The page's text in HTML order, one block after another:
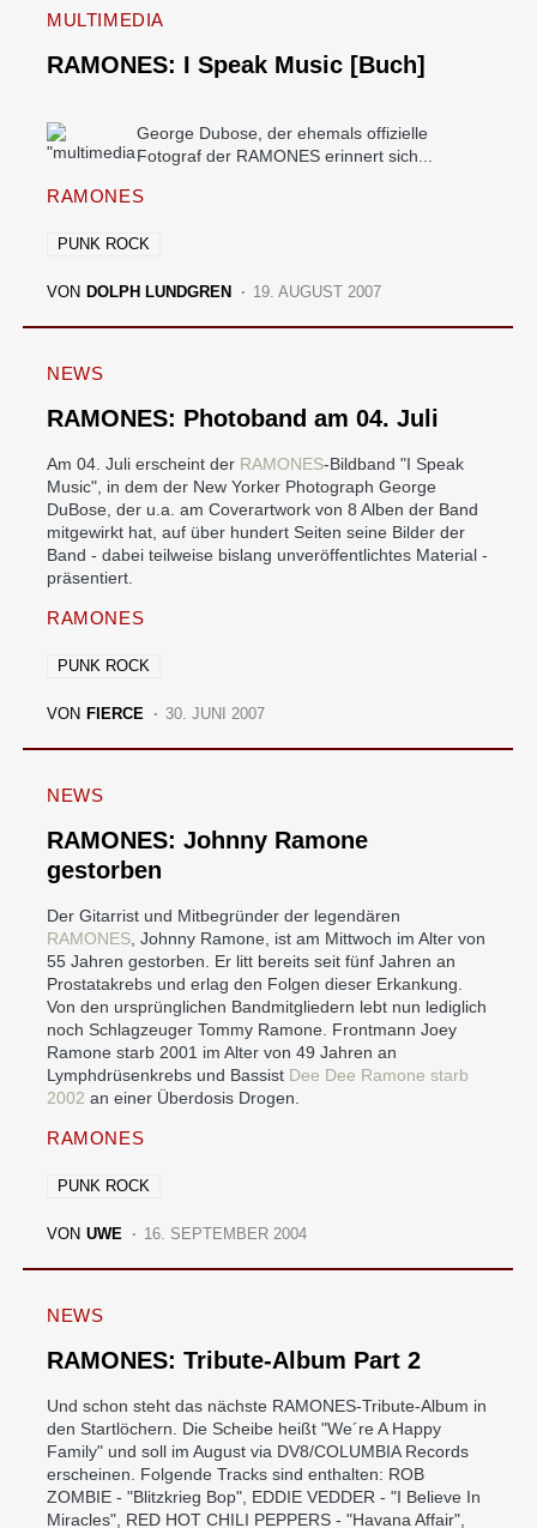
MULTIMEDIA
RAMONES: I Speak Music [Buch]
George Dubose, der ehemals offizielle
Fotograf der RAMONES erinnert sich...
RAMONES
PUNK ROCK
VON DOLPH LUNDGREN 19. AUGUST 2007
NEWS
RAMONES: Photoband am 04. Juli
Am 04. Juli erscheint der RAMONES-Bildband "I Speak
Music", in dem der New Yorker Photograph George
DuBose, der u.a. am Coverartwork von 8 Alben der Band
mitgewirkt hat, auf über hundert Seiten seine Bilder der
Band - dabei teilweise bislang unveröffentlichtes Material -
präsentiert.
RAMONES
PUNK ROCK
VON FIERCE 30. JUNI 2007
NEWS
RAMONES: Johnny Ramone
gestorben
Der Gitarrist und Mitbegründer der legendären
RAMONES , Johnny Ramone, ist am Mittwoch im Alter von
55 Jahren gestorben. Er litt bereits seit fünf Jahren an
Prostatakrebs und erlag den Folgen dieser Erkankung.
Von den ursprünglichen Bandmitgliedern lebt nun lediglich
noch Schlagzeuger Tommy Ramone. Frontmann Joey
Ramone starb 2001 im Alter von 49 Jahren an
Lymphdrüsenkrebs und Bassist Dee Dee Ramone starb
2002 an einer Überdosis Drogen.
RAMONES
PUNK ROCK
VON UWE 16. SEPTEMBER 2004
NEWS
RAMONES: Tribute-Album Part 2
Und schon steht das nächste RAMONES-Tribute-Album in
den Startlöchern. Die Scheibe heißt "We´re A Happy
Family" und soll im August via DV8/COLUMBIA Records
erscheinen. Folgende Tracks sind enthalten: ROB
ZOMBIE - "Blitzkrieg Bop", EDDIE VEDDER - "I Believe In
Miracles", RED HOT CHILI PEPPERS - "Havana Affair",